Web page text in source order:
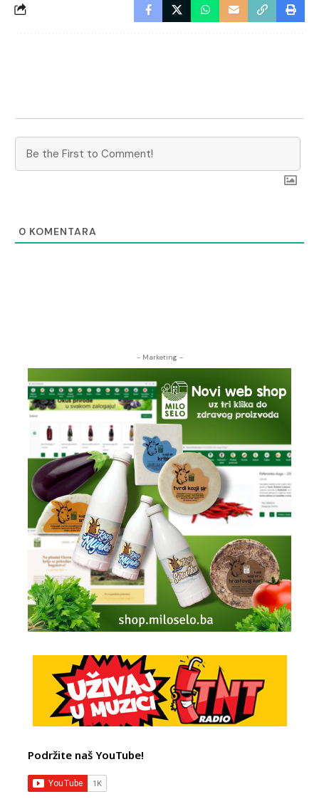
0 KOMENTARA
- Marketing -
Podržite naš YouTube!